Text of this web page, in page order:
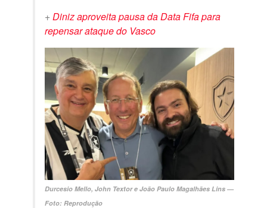
+Diniz aproveita pausa da Data Fifa para
repensar ataque do Vasco
Durcesio Mello, John Textor e João Paulo Magalhães Lins —
Foto: Reprodução